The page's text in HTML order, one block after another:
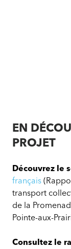
EN
PROJET
Découvrez le
français
transport
de la
Pointe-aux-
Consultez le